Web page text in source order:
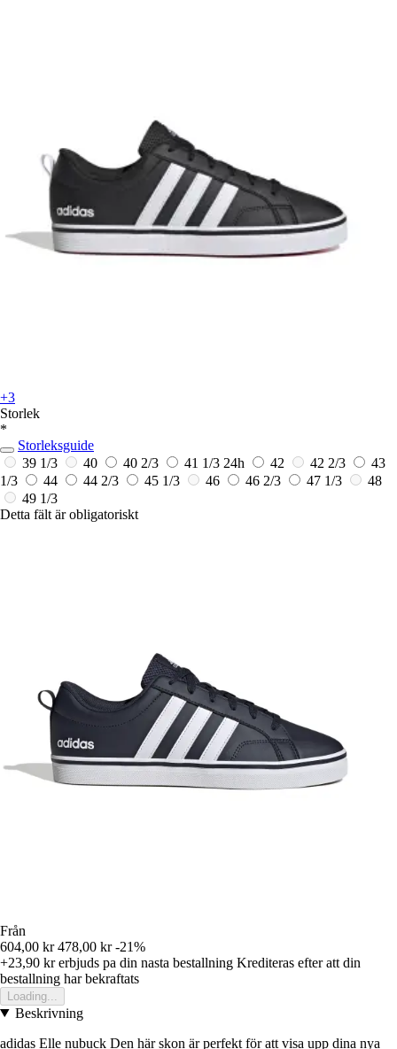
+3
Storlek
*
Storleksguide
39 1/3
40 40 2/3 41 1/3 24h 42 42 2/3
43
1/3
44 44 2/3 45 1/3 46 46 2/3 47 1/3
48
49 1/3
Detta fält är obligatoriskt
Från
604,00 kr 478,00 kr -21%
+23,90 krerbjuds pa din nasta bestallning Krediteras efter att din
bestallning har bekraftats
Loading...
Beskrivning
adidas Elle nubuck Den här skon är perfekt för att visa upp dina nya